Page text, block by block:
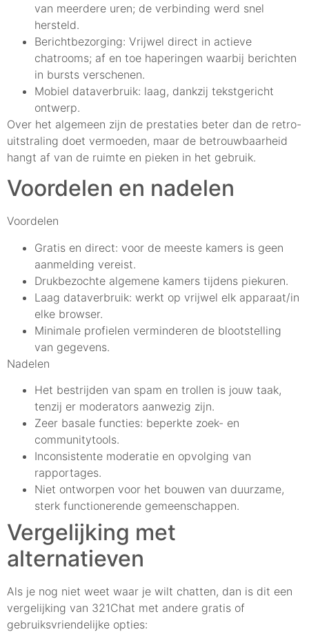
van meerdere uren; de verbinding werd snel
hersteld.
Berichtbezorging: Vrijwel direct in actieve
chatrooms; af en toe haperingen waarbij berichten
in bursts verschenen.
Mobiel dataverbruik: laag, dankzij tekstgericht
ontwerp.
Over het algemeen zijn de prestaties beter dan de retro-
uitstraling doet vermoeden, maar de betrouwbaarheid
hangt af van de ruimte en pieken in het gebruik.
Voordelen en nadelen
Voordelen
Gratis en direct: voor de meeste kamers is geen
aanmelding vereist.
Drukbezochte algemene kamers tijdens piekuren.
Laag dataverbruik: werkt op vrijwel elk apparaat/in
elke browser.
Minimale profielen verminderen de blootstelling
van gegevens.
Nadelen
Het bestrijden van spam en trollen is jouw taak,
tenzij er moderators aanwezig zijn.
Zeer basale functies: beperkte zoek- en
communitytools.
Inconsistente moderatie en opvolging van
rapportages.
Niet ontworpen voor het bouwen van duurzame,
sterk functionerende gemeenschappen.
Vergelijking met
alternatieven
Als je nog niet weet waar je wilt chatten, dan is dit een
vergelijking van 321Chat met andere gratis of
gebruiksvriendelijke opties: